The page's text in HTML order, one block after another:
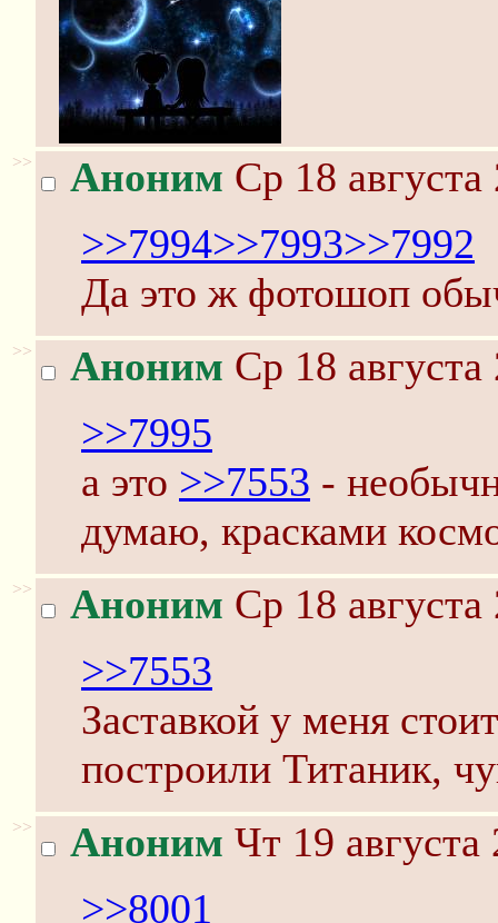
>> Аноним Ср 18
>>7994>>7993>>7992
Да это ж фотошоп
>> Аноним Ср 18
>>7995
а это >>7553 -
думаю, красками
>> Аноним Ср 18
>>7553
Заставкой у меня
построили Титаник,
>> Аноним Чт 19
>>8001